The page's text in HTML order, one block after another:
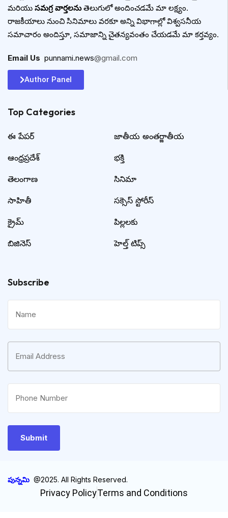
మరియు సమగ్ర వార్తలనుతెలుగులో అందించడమే మా లక్ష్యం.
రాజకీయాలు నుంచి సినిమాలు వరకూ అన్ని విభాగాల్లో విశ్వసనీయ
సమాచారం అందిస్తూ, సమాజాన్ని చైతన్యవంతం చేయడమే మా కర్తవ్యం.
Email Us punnami.news@gmail.com
Author Panel
Top Categories​
ఈ పేపర్
ఆంధ్రప్రదేశ్
తెలంగాణ
సాహితీ
క్రైమ్
బిజినెస్
జాతీయ అంతర్జాతీయ
భక్తి
సినిమా
సక్సెస్ స్టోరీస్
పిల్లలకు
హెల్త్ టిప్స్
Subscribe
పున్నమి @2025. All Rights Reserved.
Privacy PolicyTerms and Conditions